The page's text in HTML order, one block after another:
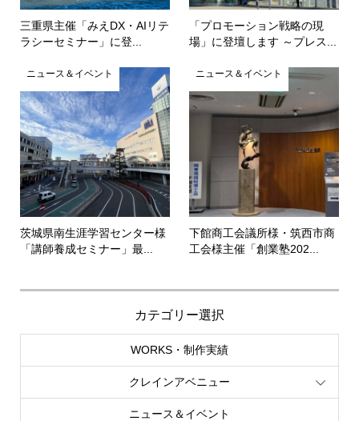
三重県主催「みえDX・AIリテ
ラシーセミナー」に登...
「プロモーション戦略の現
場」に登壇します ～プレス...
ニュース＆イベント
茨城県南生涯学習センター様
「講師養成セミナー」最...
ニュース＆イベント
下館商工会議所様・筑西市商
工会様主催「創業塾202...
カテゴリー選択
WORKS・制作実績
クレインアベニュー
ニュース＆イベント